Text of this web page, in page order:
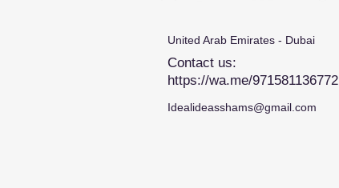
United Arab Emirates - Dubai
Contact us:
https://wa.me/971581136772
Idealideasshams@gmail.com